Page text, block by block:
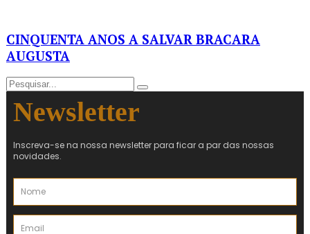
CINQUENTA ANOS A SALVAR BRACARA
AUGUSTA